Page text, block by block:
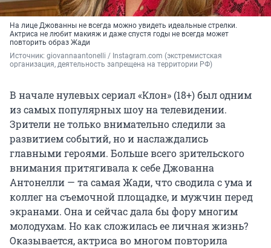
На лице Джованны не всегда можно увидеть идеальные стрелки.
Актриса не любит макияж и даже спустя годы не всегда может
повторить образ Жади
Источник: giovannaantonelli / Instagram.com (экстремистская
организация, деятельность запрещена на территории РФ)
В начале нулевых сериал «Клон» (18+) был одним
из самых популярных шоу на телевидении.
Зрители не только внимательно следили за
развитием событий, но и наслаждались
главными героями. Больше всего зрительского
внимания притягивала к себе Джованна
Антонелли — та самая Жади, что сводила с ума и
коллег на съемочной площадке, и мужчин перед
экранами. Она и сейчас дала бы фору многим
молодухам. Но как сложилась ее личная жизнь?
Оказывается, актриса во многом повторила